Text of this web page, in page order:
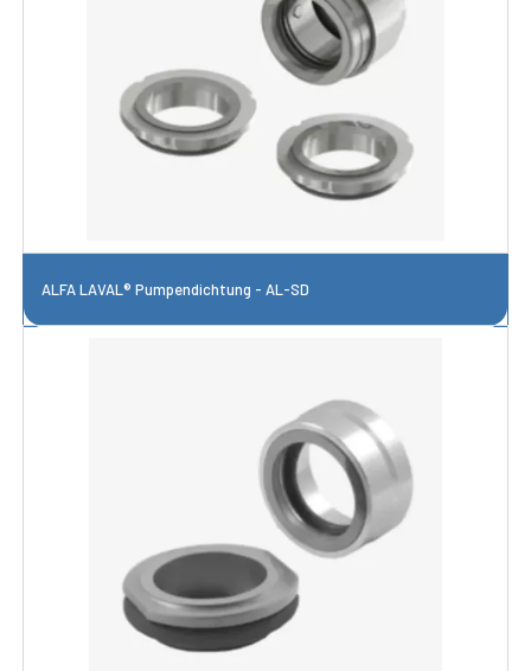
ALFA LAVAL® Pumpendichtung - AL-SD